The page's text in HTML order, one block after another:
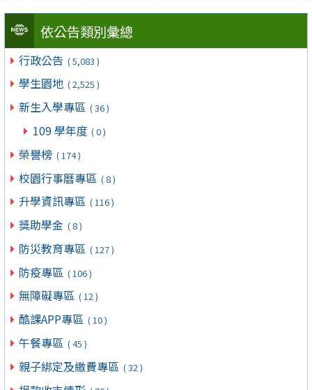
依公告類別彙總
行政公告 ( 5,083 )
學生園地 ( 2,525 )
新生入學專區 ( 36 )
109 學年度 ( 0 )
榮譽榜 ( 174 )
校園行事曆專區 ( 8 )
升學資訊專區 ( 116 )
獎助學金 ( 8 )
防災教育專區 ( 127 )
防疫專區 ( 106 )
無障礙專區 ( 12 )
酷課APP專區 ( 10 )
午餐專區 ( 45 )
親子綁定及繳費專區 ( 32 )